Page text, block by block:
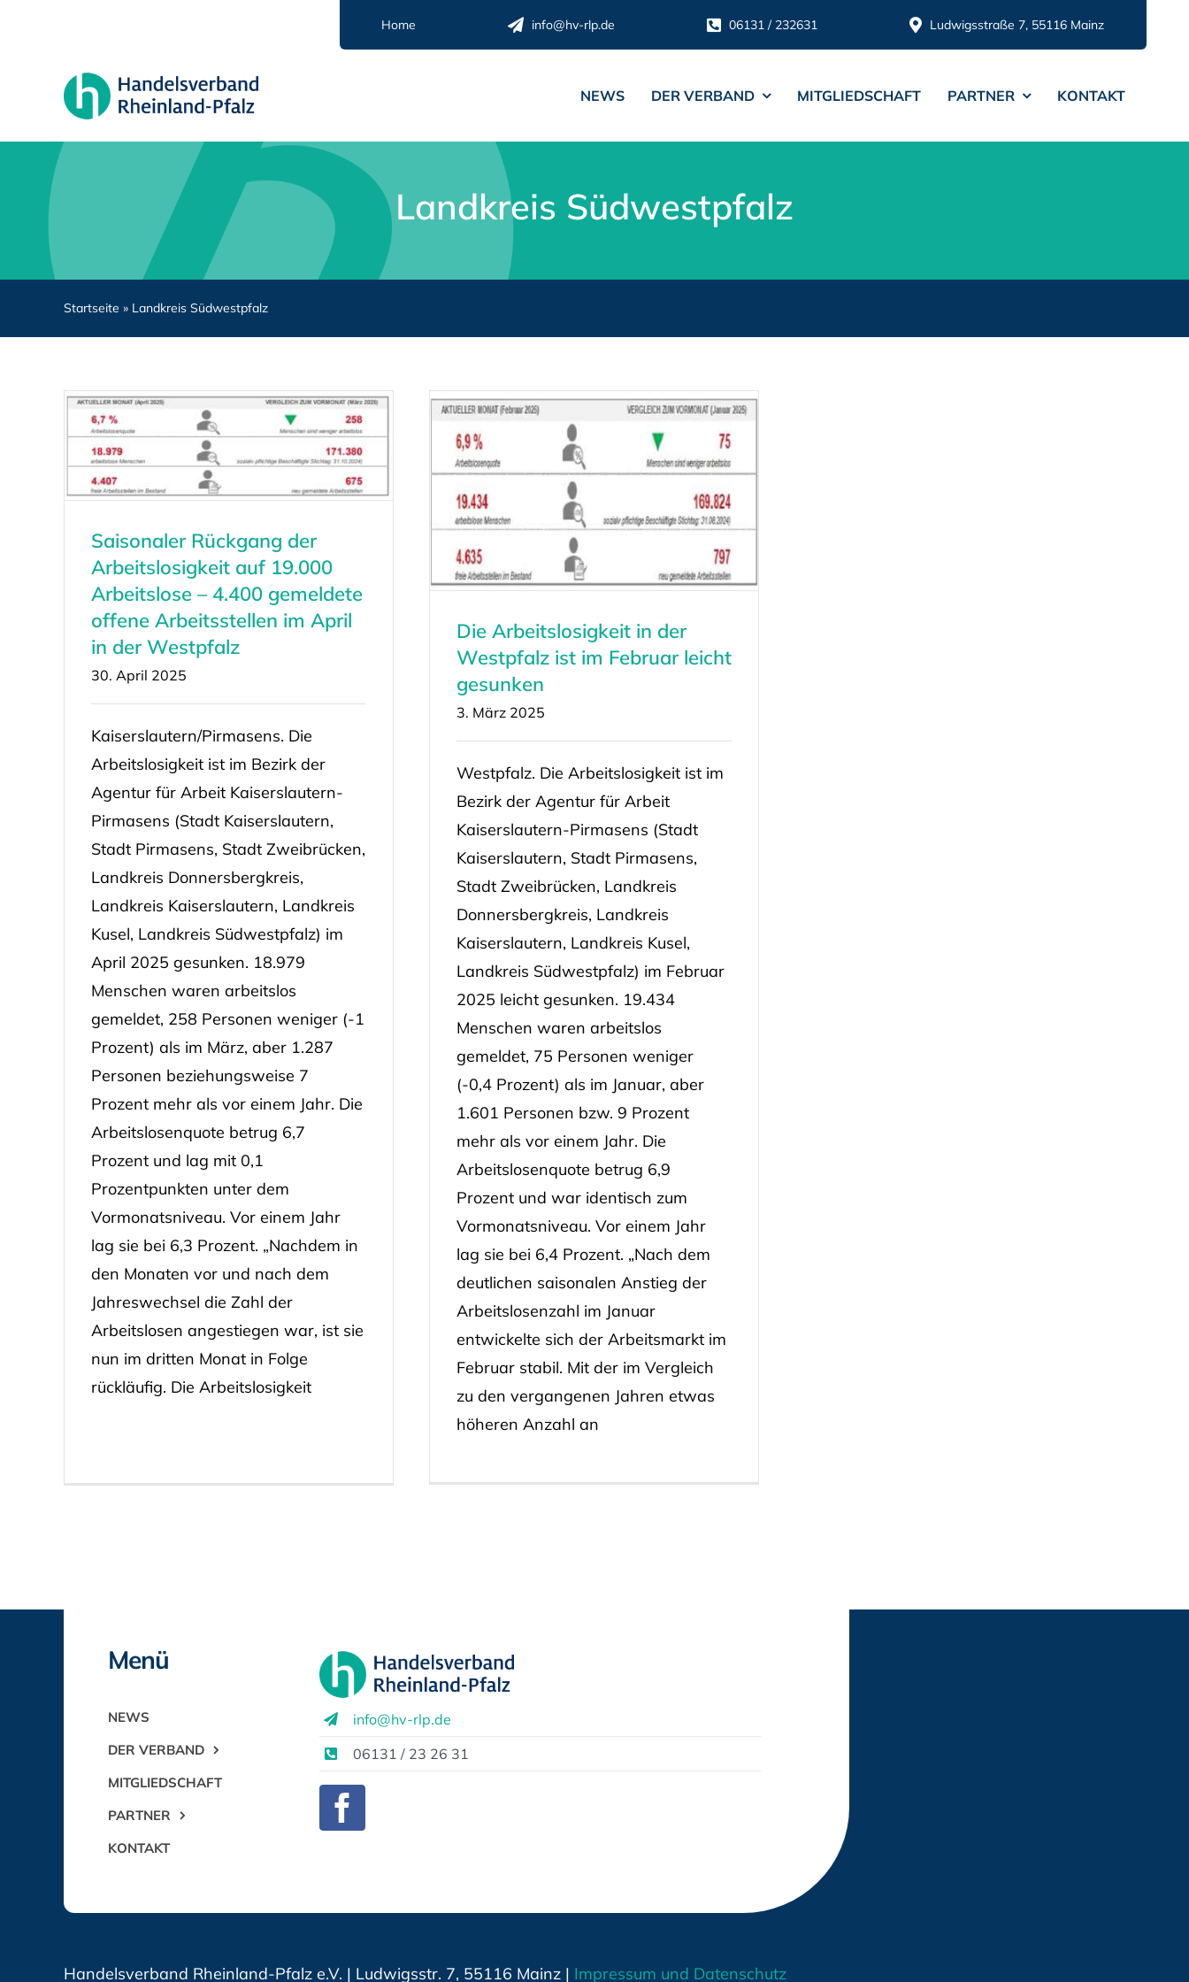
Home info@hv-rlp.de 06131 / 232631 Ludwigsstraße 7, 55116 Mainz
NEWS DER VERBAND MITGLIEDSCHAFT PARTNER KONTAKT
Landkreis Südwestpfalz
Startseite » Landkreis Südwestpfalz
Saisonaler Rückgang der
Arbeitslosigkeit auf 19.000
Arbeitslose – 4.400 gemeldete
offene Arbeitsstellen im April
in der Westpfalz
30. April 2025
Kaiserslautern/Pirmasens. Die
Arbeitslosigkeit ist im Bezirk der
Agentur für Arbeit Kaiserslautern-
Pirmasens (Stadt Kaiserslautern,
Stadt Pirmasens, Stadt Zweibrücken,
Landkreis Donnersbergkreis,
Landkreis Kaiserslautern, Landkreis
Kusel, Landkreis Südwestpfalz) im
April 2025 gesunken. 18.979
Menschen waren arbeitslos
gemeldet, 258 Personen weniger (-1
Prozent) als im März, aber 1.287
Personen beziehungsweise 7
Prozent mehr als vor einem Jahr. Die
Arbeitslosenquote betrug 6,7
Prozent und lag mit 0,1
Prozentpunkten unter dem
Vormonatsniveau. Vor einem Jahr
lag sie bei 6,3 Prozent. „Nachdem in
den Monaten vor und nach dem
Jahreswechsel die Zahl der
Arbeitslosen angestiegen war, ist sie
nun im dritten Monat in Folge
rückläufig. Die Arbeitslosigkeit
Die Arbeitslosigkeit in der
Westpfalz ist im Februar leicht
gesunken
3. März 2025
Westpfalz. Die Arbeitslosigkeit ist im
Bezirk der Agentur für Arbeit
Kaiserslautern-Pirmasens (Stadt
Kaiserslautern, Stadt Pirmasens,
Stadt Zweibrücken, Landkreis
Donnersbergkreis, Landkreis
Kaiserslautern, Landkreis Kusel,
Landkreis Südwestpfalz) im Februar
2025 leicht gesunken. 19.434
Menschen waren arbeitslos
gemeldet, 75 Personen weniger
(-0,4 Prozent) als im Januar, aber
1.601 Personen bzw. 9 Prozent
mehr als vor einem Jahr. Die
Arbeitslosenquote betrug 6,9
Prozent und war identisch zum
Vormonatsniveau. Vor einem Jahr
lag sie bei 6,4 Prozent. „Nach dem
deutlichen saisonalen Anstieg der
Arbeitslosenzahl im Januar
entwickelte sich der Arbeitsmarkt im
Februar stabil. Mit der im Vergleich
zu den vergangenen Jahren etwas
höheren Anzahl an
Menü
NEWS
DER VERBAND
MITGLIEDSCHAFT
PARTNER
KONTAKT
info@hv-rlp.de
06131 / 23 26 31
Handelsverband Rheinland-Pfalz e.V. | Ludwigsstr. 7, 55116 Mainz | Impressum und Datenschutz